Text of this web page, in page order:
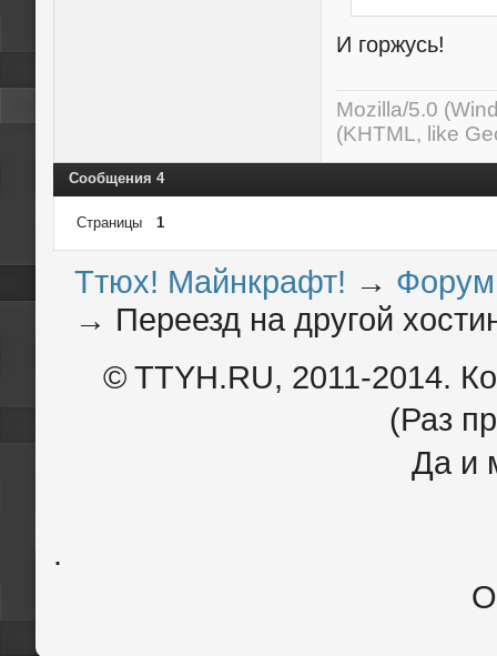
И горжусь!
Mozilla/5.0
(KHTML, like
Сообщения 4
Страницы 1
Ттюх! Майнкрафт! → Форум
→ Переезд на другой
© TTYH.RU, 2011-2014.
(Раз
Да и
.